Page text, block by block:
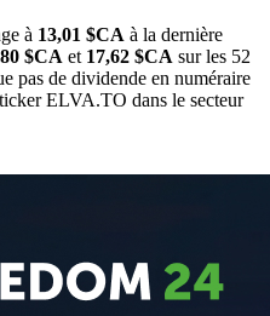
à 13,01 $CA à la dernière
$CA et 17,62 $CA sur les 52
pas de dividende en numéraire
ELVA.TO dans le secteur